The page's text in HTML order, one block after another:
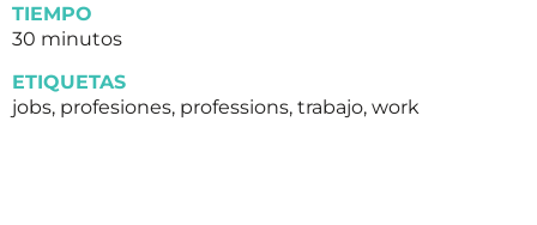
TIEMPO
30 minutos
ETIQUETAS
jobs, profesiones, professions, trabajo, work